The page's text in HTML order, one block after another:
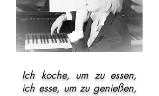
Ich koche, um zu essen,
ich esse, um zu genießen,